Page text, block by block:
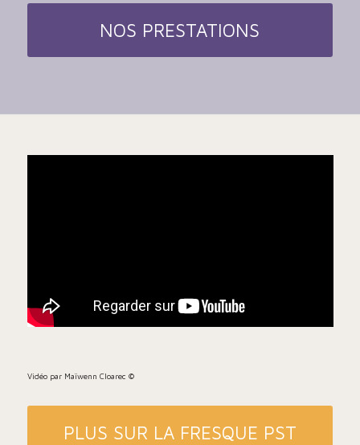
NOS PRESTATIONS
Vidéo par Maïwenn Cloarec ©
PLUS SUR LA FRESQUE PST